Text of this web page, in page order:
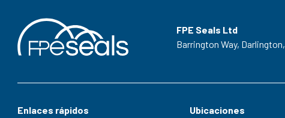
FPE Seals Ltd
Barrington Way, Darlington,
Enlaces rápidos Ubicaciones